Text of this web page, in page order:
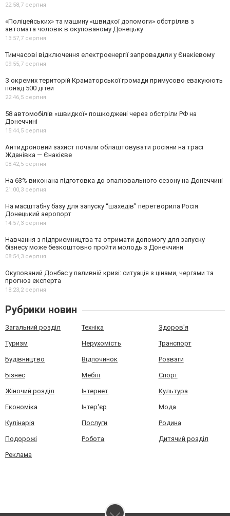
22:58,7 серпня
«Поліцейських» та машину «швидкої допомоги» обстріляв з
автомата чоловік в окупованому Донецьку
13:57,7 серпня
Тимчасові відключення електроенергії запровадили у Єнакієвому
09:55,7 серпня
З окремих територій Краматорської громади примусово евакуюють
понад 500 дітей
22:46,5 серпня
58 автомобілів «швидкої» пошкоджені через обстріли РФ на
Донеччині
15:44,5 серпня
Антидроновий захист почали облаштовувати росіяни на трасі
Жданівка — Єнакієве
08:42,5 серпня
На 63% виконана підготовка до опалювального сезону на Донеччині
21:00,3 серпня
На масштабну базу для запуску “шахедів” перетворила Росія
Донецький аеропорт
14:57,3 серпня
Навчання з підприємництва та отримати допомогу для запуску
бізнесу може безкоштовно пройти молодь з Донеччини
08:54,3 серпня
Окупований Донбас у паливній кризі: ситуація з цінами, чергами та
прогноз експерта
18:23,2 серпня
Рубрики новин
Загальний розділ Техніка Здоров'я
Туризм Нерухомість Транспорт
Будівництво Відпочинок Розваги
Бізнес Меблі Спорт
Жіночий розділ Інтернет Культура
Економіка Інтер'єр Мода
Кулінарія Послуги Родина
Подорожі Робота Дитячий розділ
Реклама